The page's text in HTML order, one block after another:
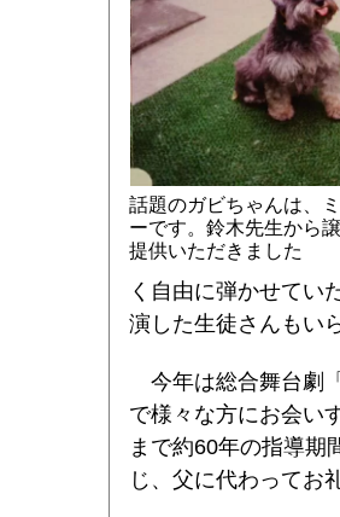
話題のガビちゃんは、
ーです。鈴木先生から
提供いただきました
く自由に弾かせてい
演した生徒さんもい
今年は総合舞台劇
で様々な方にお会い
まで約60年の指導期
じ、父に代わってお